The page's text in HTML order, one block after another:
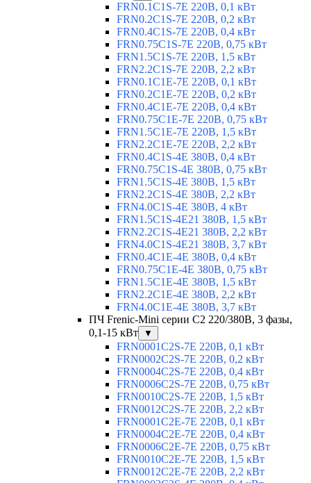
FRN0.1C1S-7E 220В, 0,1 кВт
FRN0.2C1S-7E 220В, 0,2 кВт
FRN0.4C1S-7E 220В, 0,4 кВт
FRN0.75C1S-7E 220В, 0,75 кВт
FRN1.5C1S-7E 220В, 1,5 кВт
FRN2.2C1S-7E 220В, 2,2 кВт
FRN0.1C1E-7E 220В, 0,1 кВт
FRN0.2C1E-7E 220В, 0,2 кВт
FRN0.4C1E-7E 220В, 0,4 кВт
FRN0.75C1E-7E 220В, 0,75 кВт
FRN1.5C1E-7E 220В, 1,5 кВт
FRN2.2C1E-7E 220В, 2,2 кВт
FRN0.4C1S-4E 380В, 0,4 кВт
FRN0.75C1S-4E 380В, 0,75 кВт
FRN1.5C1S-4E 380В, 1,5 кВт
FRN2.2C1S-4E 380В, 2,2 кВт
FRN4.0C1S-4E 380В, 4 кВт
FRN1.5C1S-4E21 380В, 1,5 кВт
FRN2.2C1S-4E21 380В, 2,2 кВт
FRN4.0C1S-4E21 380В, 3,7 кВт
FRN0.4C1E-4E 380В, 0,4 кВт
FRN0.75C1E-4E 380В, 0,75 кВт
FRN1.5C1E-4E 380В, 1,5 кВт
FRN2.2C1E-4E 380В, 2,2 кВт
FRN4.0C1E-4E 380В, 3,7 кВт
ПЧ Frenic-Mini серии С2 220/380В, 3 фазы,
0,1-15 кВт
▼
FRN0001C2S-7E 220В, 0,1 кВт
FRN0002C2S-7E 220В, 0,2 кВт
FRN0004C2S-7E 220В, 0,4 кВт
FRN0006C2S-7E 220В, 0,75 кВт
FRN0010C2S-7E 220В, 1,5 кВт
FRN0012C2S-7E 220В, 2,2 кВт
FRN0001C2E-7E 220В, 0,1 кВт
FRN0004C2E-7E 220В, 0,4 кВт
FRN0006C2E-7E 220В, 0,75 кВт
FRN0010C2E-7E 220В, 1,5 кВт
FRN0012C2E-7E 220В, 2,2 кВт